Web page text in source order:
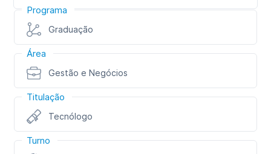
Programa
Graduação
Área
Gestão e Negócios
Titulação
Tecnólogo
Turno